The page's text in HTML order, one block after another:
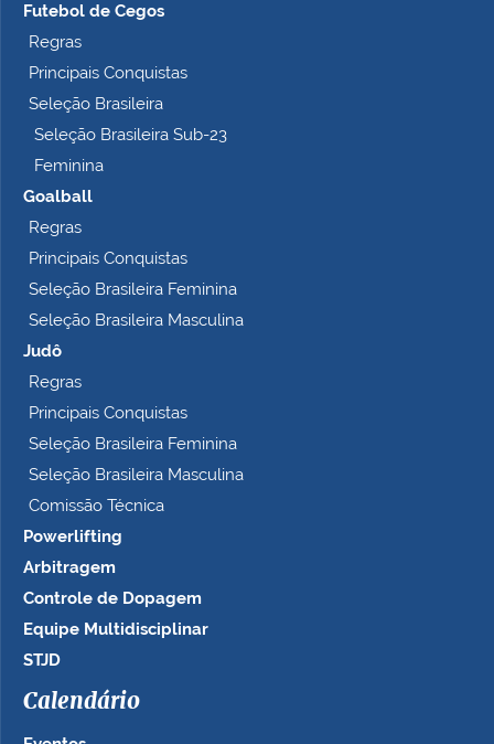
Futebol de Cegos
Regras
Principais Conquistas
Seleção Brasileira
Seleção Brasileira Sub-23
Feminina
Goalball
Regras
Principais Conquistas
Seleção Brasileira Feminina
Seleção Brasileira Masculina
Judô
Regras
Principais Conquistas
Seleção Brasileira Feminina
Seleção Brasileira Masculina
Comissão Técnica
Powerlifting
Arbitragem
Controle de Dopagem
Equipe Multidisciplinar
STJD
Calendário